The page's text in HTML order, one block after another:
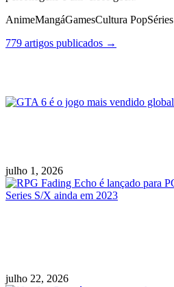
AnimeMangáGamesCultura PopSéries
779 artigos publicados →
julho 1, 2026
julho 22, 2026